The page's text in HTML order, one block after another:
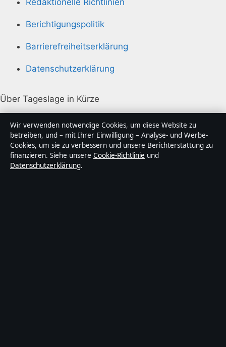
Redaktionelle Richtlinien
Berichtigungspolitik
Barrierefreiheitserklärung
Datenschutzerklärung
Über Tageslage in Kürze
Tageslage ist ein unabhängiger digitaler
Nachrichtenanbieter mit Fokus auf Politik, Wirtschaft,
Technik und Gesellschaft in Deutschland. Jeder Artikel
trägt eine Byline, wird von einem Redakteur geprüft
und vor der Veröffentlichung faktengecheckt.
Wir verwenden notwendige Cookies, um diese Website zu
betreiben, und – mit Ihrer Einwilligung – Analyse- und Werbe-
Cookies, um sie zu verbessern und unsere Berichterstattung zu
finanzieren. Siehe unsere Cookie-Richtlinie und
Datenschutzerklärung.